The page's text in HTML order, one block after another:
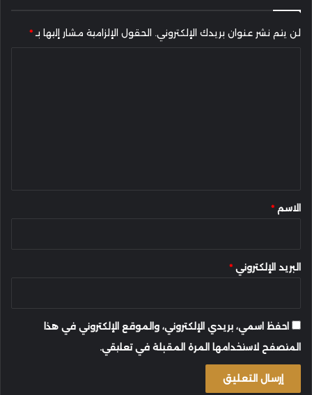
لن يتم نشر عنوان بريدك الإلكتروني. الحقول الإلزامية مشار إليها بـ *
*الاسم *
البريد الإلكتروني *
احفظ اسمي، بريدي الإلكتروني، والموقع الإلكتروني في هذا
المتصفح لاستخدامها المرة المقبلة في تعليقي.